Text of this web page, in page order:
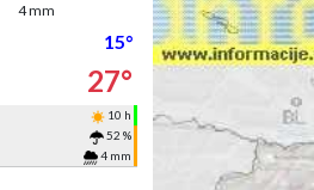
4 mm
15°
27°
10 h
52 %
4 mm